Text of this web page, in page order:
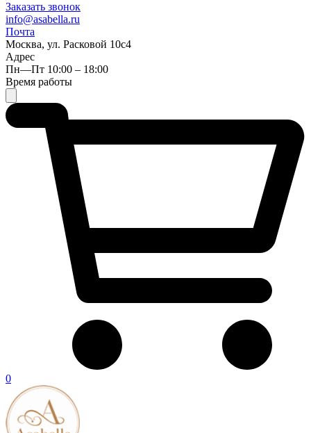
Заказать звонок
info@asabella.ru
Почта
Москва, ул. Расковой 10с4
Адрес
Пн—Пт 10:00 – 18:00
Время работы
0